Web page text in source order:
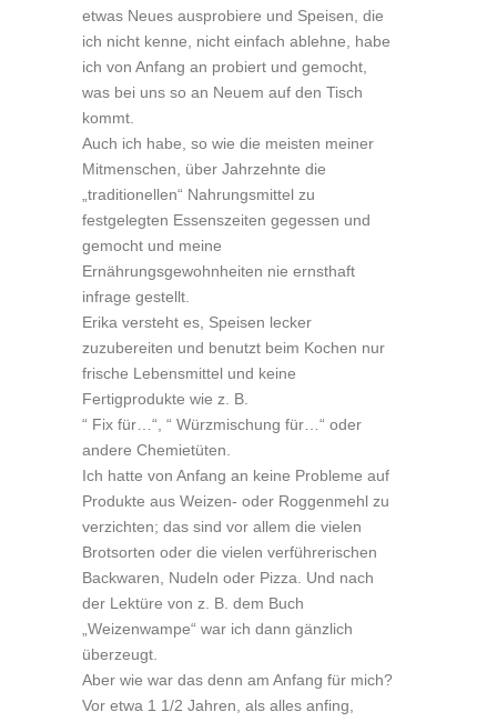
etwas Neues ausprobiere und Speisen, die
ich nicht kenne, nicht einfach ablehne, habe
ich von Anfang an probiert und gemocht,
was bei uns so an Neuem auf den Tisch
kommt.
Auch ich habe, so wie die meisten meiner
Mitmenschen, über Jahrzehnte die
„traditionellen“ Nahrungsmittel zu
festgelegten Essenszeiten gegessen und
gemocht und meine
Ernährungsgewohnheiten nie ernsthaft
infrage gestellt.
Erika versteht es, Speisen lecker
zuzubereiten und benutzt beim Kochen nur
frische Lebensmittel und keine
Fertigprodukte wie z. B.
“ Fix für…“, “ Würzmischung für…“ oder
andere Chemietüten.
Ich hatte von Anfang an keine Probleme auf
Produkte aus Weizen- oder Roggenmehl zu
verzichten; das sind vor allem die vielen
Brotsorten oder die vielen verführerischen
Backwaren, Nudeln oder Pizza. Und nach
der Lektüre von z. B. dem Buch
„Weizenwampe“ war ich dann gänzlich
überzeugt.
Aber wie war das denn am Anfang für mich?
Vor etwa 1 1/2 Jahren, als alles anfing,